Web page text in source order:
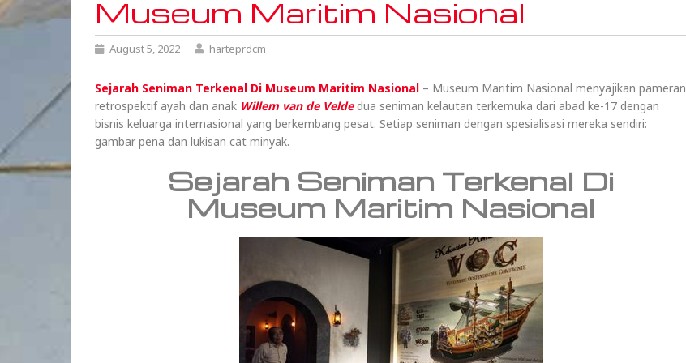
Museum Maritim Nasional
August 5, 2022 harteprdcm
Sejarah Seniman Terkenal Di Museum Maritim Nasional – Museum Maritim Nasional menyajikan pameran
retrospektif ayah dan anak Willem van de Veldedua seniman kelautan terkemuka dari abad ke-17 dengan
bisnis keluarga internasional yang berkembang pesat. Setiap seniman dengan spesialisasi mereka sendiri:
gambar pena dan lukisan cat minyak.
Sejarah Seniman Terkenal Di
Museum Maritim Nasional